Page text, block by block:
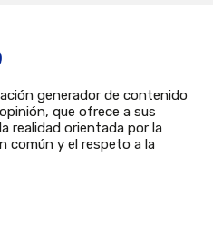
generador de contenido
que ofrece a sus
realidad orientada por la
común y el respeto a la